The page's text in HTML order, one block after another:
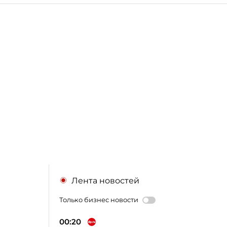
Лента новостей
Только бизнес новости
00:20